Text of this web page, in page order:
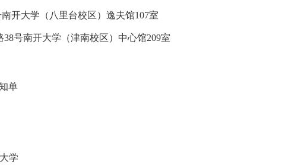
南开大学（八里台校区）逸夫馆107室
38号南开大学（津南校区）中心馆209室
单
学